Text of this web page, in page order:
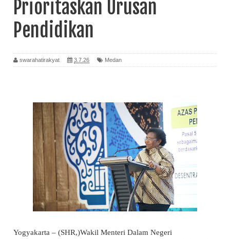
Prioritaskan Urusan
Pendidikan
swarahatirakyat 3.7.26 Medan
Yogyakarta – (SHR,)Wakil Menteri Dalam Negeri